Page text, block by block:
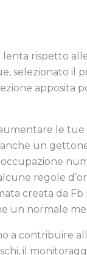
rispetto
selezionato il
apposita
le tue
un
regole
creata da
un normale
a contribuire
il